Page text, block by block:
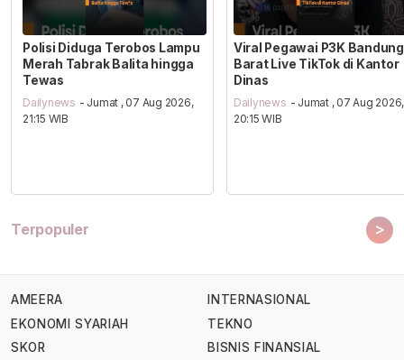
Polisi Diduga Terobos Lampu
Merah Tabrak Balita hingga
Tewas
Dailynews - Jumat , 07 Aug 2026,
21:15 WIB
Viral Pegawai P3K Bandung
Barat Live TikTok di Kantor
Dinas
Dailynews - Jumat , 07 Aug 2026,
20:15 WIB
Terpopuler >
AMEERA
EKONOMI SYARIAH
SKOR
INTERNASIONAL
TEKNO
BISNIS FINANSIAL